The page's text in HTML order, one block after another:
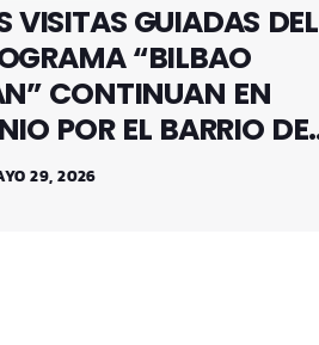
VISITAS GUIADAS DEL
“BILBAO
CONTINUAN EN
POR EL BARRIO DE
29, 2026